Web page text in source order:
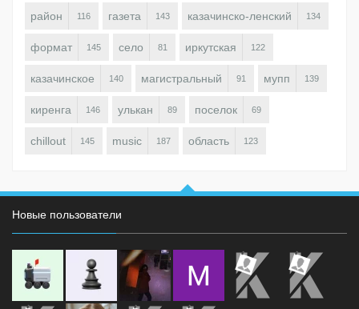
район 116 газета 143 казачинско-ленский 134
формат 145 село 81 иркутская 122
казачинское 140 магистральный 91 мупп 139
киренга 146 улькан 89 поселок 69
chillout 145 music 187 область 123
Новые пользователи